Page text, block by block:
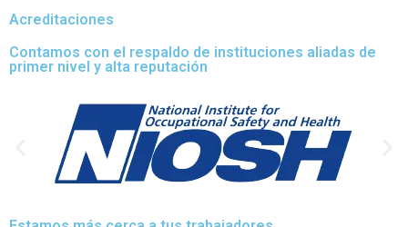
Acreditaciones
Contamos con el respaldo de instituciones aliadas de
primer nivel y alta reputación